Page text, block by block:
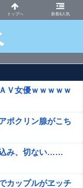
新着&人気
報VIP
Ｖ女優ｗｗｗｗｗ
ポクリン腺がこち
込み、切ない……
カップルがヱッチ